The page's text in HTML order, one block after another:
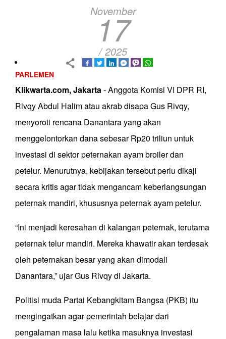
November
17
/ 2025
PARLEMEN
Klikwarta.com, Jakarta- Anggota Komisi VI DPR RI,
Rivqy Abdul Halim atau akrab disapa Gus Rivqy,
menyoroti rencana Danantara yang akan
menggelontorkan dana sebesar Rp20 triliun untuk
investasi di sektor peternakan ayam broiler dan
petelur. Menurutnya, kebijakan tersebut perlu dikaji
secara kritis agar tidak mengancam keberlangsungan
peternak mandiri, khususnya peternak ayam petelur.
“Ini menjadi keresahan di kalangan peternak, terutama
peternak telur mandiri. Mereka khawatir akan terdesak
oleh peternakan besar yang akan dimodali
Danantara,” ujar Gus Rivqy di Jakarta.
Politisi muda Partai Kebangkitam Bangsa (PKB) itu
mengingatkan agar pemerintah belajar dari
pengalaman masa lalu ketika masuknya investasi